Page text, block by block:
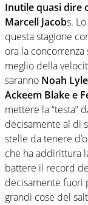
Inutile quasi dire
Marcell Jacobs.
questa stagione
ora la concorrenza
meglio della
saranno Noah
Ackeem Blake e
mettere la “testa”
decisamente al di
stelle da tenere
che ha addirittura
battere il record
decisamente fuori
grandi cose del